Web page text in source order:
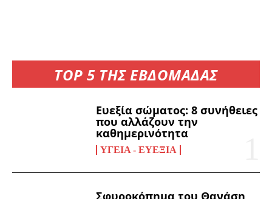
TOP 5 ΤΗΣ ΕΒΔΟΜΑΔΑΣ
Ευεξία σώματος: 8 συνήθειες
που αλλάζουν την
καθημερινότητα
ΥΓΕΊΑ - ΕΥΕΞΊΑ
Σφυροκόπημα του Θανάση